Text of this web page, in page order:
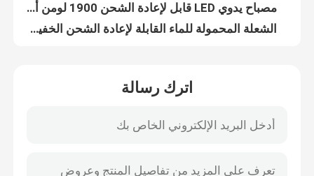
اتصل بنا
اطلب اقتباس
Shop
18650 بطارية تعمل بالطاقة القابلة لإعادة الشحن LED مصباح يدوي 1200 التجويف مادة سبائك الألومنيوم
مصباح يدوي محمول مقاوم للماء ، IP65 USB شحن مصباح يدوي مع بطارية 18650
اترك رسالة